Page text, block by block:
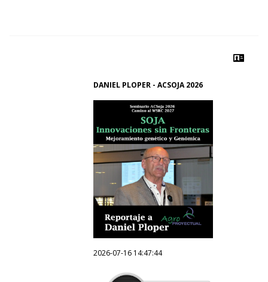
DANIEL PLOPER - ACSOJA 2026
2026-07-16 14:47:44